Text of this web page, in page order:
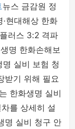
뉴스 금감원 정
현대해상 한화
러스 3:2 격파
명 한화손해보
명 실비 보험 청
받기 위해 필요
한화생명 실비
를 상세히 설
명 실비 청구 안